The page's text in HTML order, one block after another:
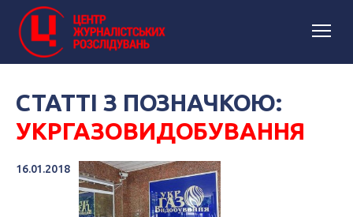
СТАТТІ З ПОЗНАЧКОЮ:
УКРГАЗОВИДОБУВАННЯ
16.01.2018